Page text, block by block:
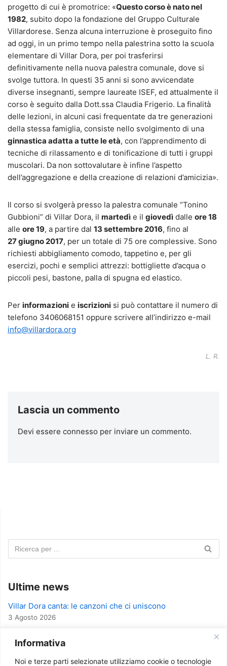
Informativa
Noi e terze parti selezionate utilizziamo cookie o tecnologie
progetto di cui è promotrice: «Questo corso è nato nel
1982, subito dopo la fondazione del Gruppo Culturale
Villardorese. Senza alcuna interruzione è proseguito fino
ad oggi, in un primo tempo nella palestrina sotto la scuola
elementare di Villar Dora, per poi trasferirsi
definitivamente nella nuova palestra comunale, dove si
svolge tuttora. In questi 35 anni si sono avvicendate
diverse insegnanti, sempre laureate ISEF, ed attualmente il
corso è seguito dalla Dott.ssa Claudia Frigerio. La finalità
delle lezioni, in alcuni casi frequentate da tre generazioni
della stessa famiglia, consiste nello svolgimento di una
ginnastica adatta a tutte le età, con l’apprendimento di
tecniche di rilassamento e di tonificazione di tutti i gruppi
muscolari. Da non sottovalutare è infine l’aspetto
dell’aggregazione e della creazione di relazioni d’amicizia».
Il corso si svolgerà presso la palestra comunale “Tonino
Gubbioni” di Villar Dora, il martedì e il giovedì dalle ore 18
alle ore 19, a partire dal 13 settembre 2016, fino al
27 giugno 2017, per un totale di 75 ore complessive. Sono
richiesti abbigliamento comodo, tappetino e, per gli
esercizi, pochi e semplici attrezzi: bottigliette d’acqua o
piccoli pesi, bastone, palla di spugna ed elastico.
Per informazioni e iscrizioni si può contattare il numero di
telefono 3406068151 oppure scrivere all’indirizzo e-mail
info@villardora.org
L. R.
Lascia un commento
Devi essere connesso per inviare un commento.
Ultime news
Villar Dora canta: le canzoni che ci uniscono
3 Agosto 2026
14 Maggio 2026
Successo per la serata sull’Intelligenza Artificiale